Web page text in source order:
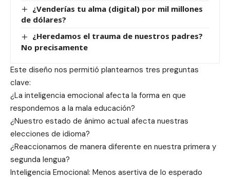
¿Venderías tu alma (digital) por mil millones
de dólares?
¿Heredamos el trauma de nuestros padres?
No precisamente
Este diseño nos permitió plantearnos tres preguntas
clave:
¿La inteligencia emocional afecta la forma en que
respondemos a la mala educación?
¿Nuestro estado de ánimo actual afecta nuestras
elecciones de idioma?
¿Reaccionamos de manera diferente en nuestra primera y
segunda lengua?
Inteligencia Emocional: Menos asertiva de lo esperado